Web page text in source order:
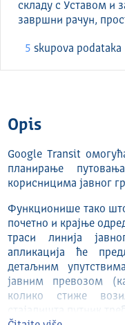
складу с Уставом и
завршни рачун,
5 skupova podataka
Opis
Google Transit
планирање
корисницима јавног
Функционише тако
почетно и крајње
траси линија
апликација ће
детаљним
јавним превозом
колико стиже